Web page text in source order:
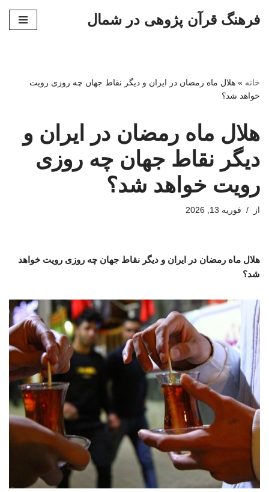
فرهنگ قرآن پژوهی در شمال
خانه » هلال ماه رمضان در ایران و دیگر نقاط جهان چه روزی رویت
خواهد شد؟
هلال ماه رمضان در ایران و
دیگر نقاط جهان چه روزی
رویت خواهد شد؟
از فوریه 13, 2026
هلال ماه رمضان در ایران و دیگر نقاط جهان چه روزی رویت خواهد
شد؟